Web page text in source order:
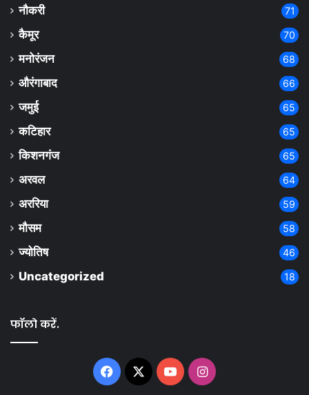
नौकरी 71
कैमूर 70
मनोरंजन 68
औरंगाबाद 66
जमुई 65
कटिहार 65
किशनगंज 65
अरवल 64
अररिया 59
मौसम 58
ज्योतिष 46
Uncategorized 18
फॉलो करें.
Facebook
X YouTubeInstagram